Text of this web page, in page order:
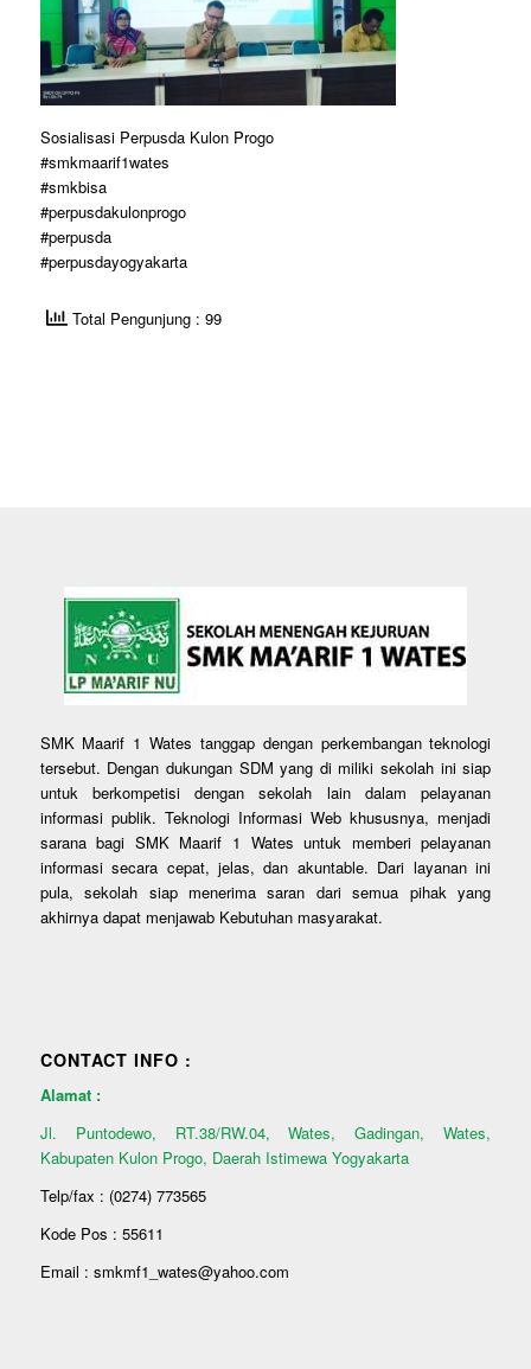
Sosialisasi Perpusda Kulon Progo
#smkmaarif1wates
#smkbisa
#perpusdakulonprogo
#perpusda
#perpusdayogyakarta
Total Pengunjung : 99
SMK Maarif 1 Wates tanggap dengan perkembangan teknologi
tersebut. Dengan dukungan SDM yang di miliki sekolah ini siap
untuk berkompetisi dengan sekolah lain dalam pelayanan
informasi publik. Teknologi Informasi Web khususnya, menjadi
sarana bagi SMK Maarif 1 Wates untuk memberi pelayanan
informasi secara cepat, jelas, dan akuntable. Dari layanan ini
pula, sekolah siap menerima saran dari semua pihak yang
akhirnya dapat menjawab Kebutuhan masyarakat.
CONTACT INFO :
Alamat :
Jl. Puntodewo, RT.38/RW.04, Wates, Gadingan, Wates,
Kabupaten Kulon Progo, Daerah Istimewa Yogyakarta
Telp/fax : (0274) 773565
Kode Pos : 55611
Email : smkmf1_wates@yahoo.com